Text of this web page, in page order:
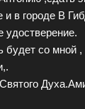
в городе В
удостверение.
будет со мной ,